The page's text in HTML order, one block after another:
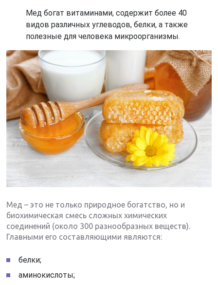
Мед богат витаминами, содержит более 40
видов различных углеводов, белки, а также
полезные для человека микроорганизмы.
Мед – это не только природное богатство, но и
биохимическая смесь сложных химических
соединений (около 300 разнообразных веществ).
Главными его составляющими являются:
белки;
аминокислоты;